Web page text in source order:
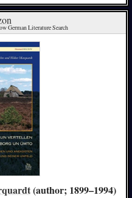
German Literature Search
(author; 1899–1994)